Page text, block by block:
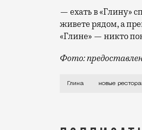
— ехать в «Глину»
живете рядом, а
«Глине» — никто
Фото:
В новом кафе
Глина новые